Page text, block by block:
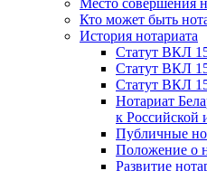
Место совершения
Кто может быть
История нотариата
Статут ВКЛ
Статут ВКЛ
Статут ВКЛ
Нотариат
к Российской
Публичные
Положение о
Развитие